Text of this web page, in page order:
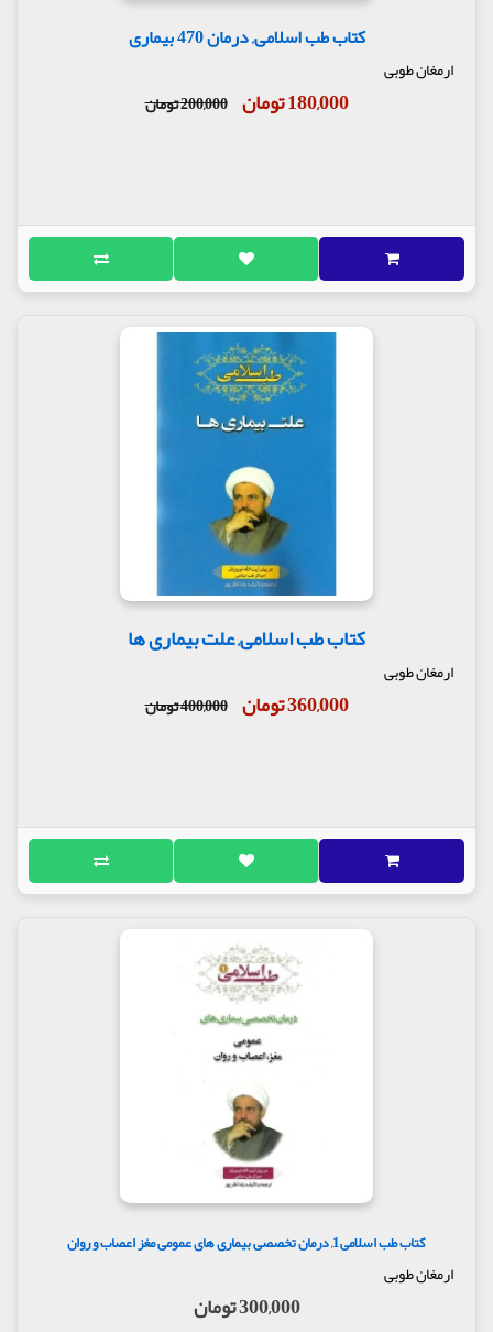
کتاب طب اسلامی, درمان 470 بیماری
ارمغان طوبی
180,000 تومان 200,000 تومان
کتاب طب اسلامی, علت بیماری ها
ارمغان طوبی
360,000 تومان 400,000 تومان
کتاب طب اسلامی1, درمان تخصصی بیماری های عمومی مغز اعصاب و روان
ارمغان طوبی
300,000 تومان